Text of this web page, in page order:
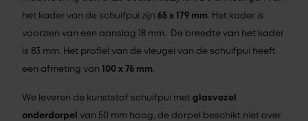
het kader van de schuifpui zijn 65 x 179 mm. Het kader is
voorzien van een aanslag 18 mm. De breedte van het kader
is 83 mm. Het profiel van de vleugel van de schuifpui heeft
een afmeting van 100 x 76 mm.
We leveren de kunststof schuifpui met glasvezel
onderdorpel van 50 mm hoog, de dorpel beschikt niet over